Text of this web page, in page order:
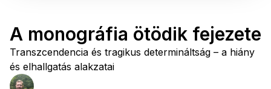
A monográfia ötödik fejezete
Transzcendencia és tragikus determináltság – a hiány
és elhallgatás alakzatai